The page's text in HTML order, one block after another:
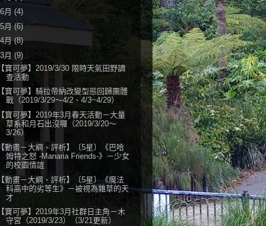
6月 (4)
5月 (6)
4月(8)
3月 (9)
【寶可夢】2019/3/30 限時天氣田野調
查活動
【寶可夢】騎拉帝納改變型態回歸團體
戰（2019/3/29～4/2、4/3~4/29）
【寶可夢】2019年3月春天活動－大量
草系和月石出沒囉（2019/3/20～
3/26）
【動畫－大綱、評析】〔5星〕《巴哈
姆特之怒 -Manaria Friends-》－少女
的校園情誼
【動畫－大綱、評析】〔5星〕《魔法
科高中的劣等生》－被視為雜草的天
才
【寶可夢】2019年3月社群日主角－木
守宮（2019/3/23）（3/21更新）